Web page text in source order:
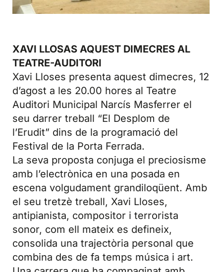
XAVI LLOSAS AQUEST DIMECRES AL
TEATRE-AUDITORI
Xavi Lloses presenta aquest dimecres, 12
d’agost a les 20.00 hores al Teatre
Auditori Municipal Narcís Masferrer el
seu darrer treball “El Desplom de
l’Erudit” dins de la programació del
Festival de la Porta Ferrada.
La seva proposta conjuga el preciosisme
amb l’electrònica en una posada en
escena volgudament grandiloqüent. Amb
el seu tretzè treball, Xavi Lloses,
antipianista, compositor i terrorista
sonor, com ell mateix es defineix,
consolida una trajectòria personal que
combina des de fa temps música i art.